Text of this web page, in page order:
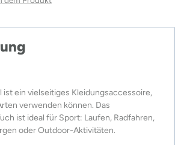
ist ein vielseitiges Kleidungsaccessoire,
verwenden können. Das
ist ideal für Sport: Laufen, Radfahren,
oder Outdoor-Aktivitäten.